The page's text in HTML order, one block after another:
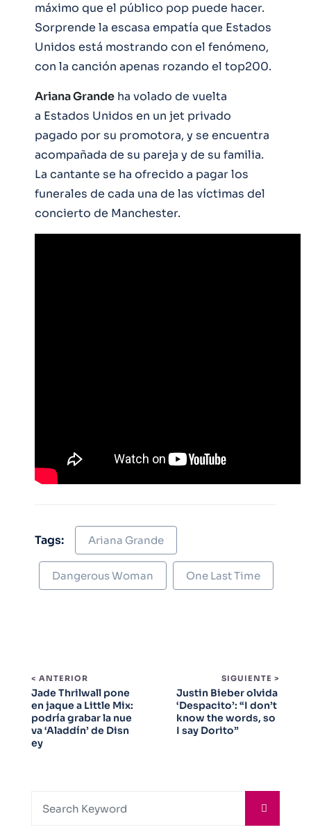
máximo que el público pop puede hacer.
Sorprende la escasa empatía que Estados
Unidos está mostrando con el fenómeno,
con la canción apenas rozando el top200.
Ariana Grande ha volado de vuelta
a Estados Unidos en un jet privado
pagado por su promotora, y se encuentra
acompañada de su pareja y de su familia.
La cantante se ha ofrecido a pagar los
funerales de cada una de las víctimas del
concierto de Manchester.
Tags: Ariana Grande
Dangerous Woman One Last Time
< ANTERIOR
Jade Thrilwall pone
en jaque a Little Mix:
podría grabar la nue
va ‘Aladdín’ de Disn
ey
SIGUIENTE >
Justin Bieber olvida
‘Despacito’: “I don’t
know the words, so
I say Dorito”